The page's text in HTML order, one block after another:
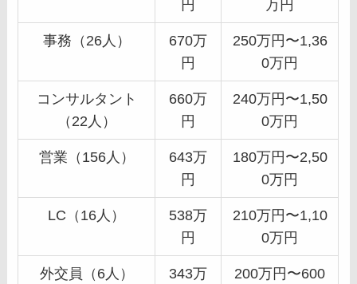
円 万円
事務（26人）
670万
円
250万円〜1,36
0万円
コンサルタント
（22人）
660万
円
240万円〜1,50
0万円
営業（156人）
643万
円
180万円〜2,50
0万円
LC（16人）
538万
円
210万円〜1,10
0万円
外交員（6人）
343万
200万円〜600